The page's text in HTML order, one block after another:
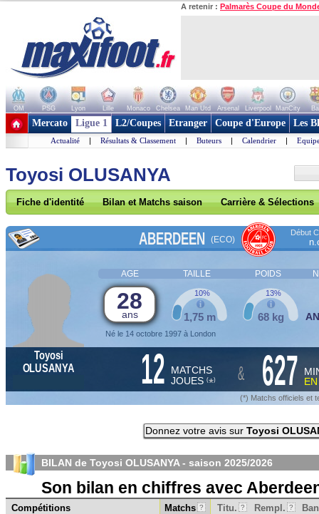
A retenir : Palmarès Coupe du
OM PSG Lyon Lille Monaco Chelsea Man Utd Arsenal Liverpool ManCity
+ de clubs
Mercato Ligue 1 L2/Coupes Etranger Coupe d'Europe Les
Actualité | Résultats & Classement | Buteurs | Calendrier |
Toyosi OLUSANYA
Fiche d'identité Bilan et Matchs saison Carrière & Sélections
ABERDEEN (ECO)
Début
AGE TAILLE POIDS
28
ans
Né le 14 octobre 1997 à London
1,75 m
10%
68 kg
13%
Toyosi
OLUSANYA
12 MATCHS
JOUES (*) & 627
(*) Matchs officiels et
Donnez votre avis sur Toyosi
BILAN de Toyosi OLUSANYA - saison 2025/2026
Son bilan en chiffres avec
Compétitions Matchs ? Titu. ? Rempl. ?